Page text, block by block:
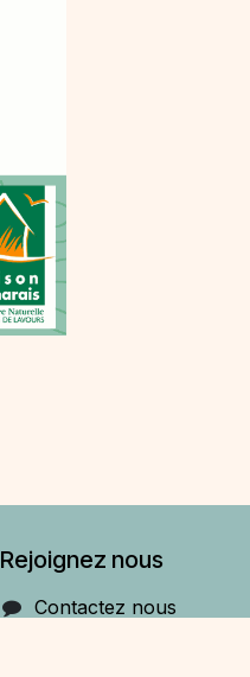
Rejoignez nous
Contactez nous